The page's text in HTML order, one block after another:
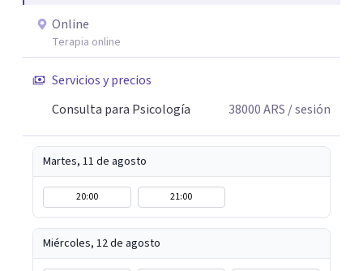
Online
Terapia online
Servicios y precios
Consulta para Psicología
38000ARS / sesión
Martes, 11 de agosto
20:00 21:00
Miércoles, 12 de agosto